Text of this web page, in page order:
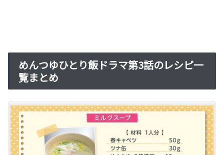
めんつゆひとり飯ドラマ第3話のレシピ一
覧まとめ